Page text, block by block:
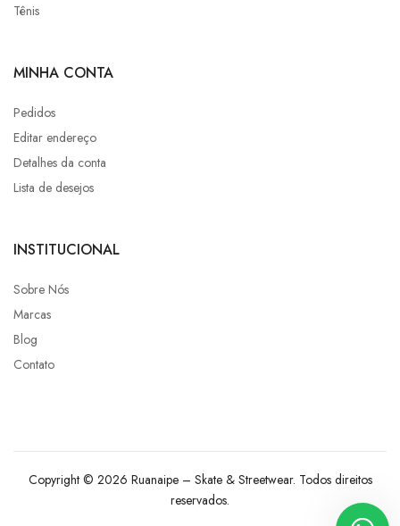
Tênis
MINHA CONTA
Pedidos
Editar endereço
Detalhes da conta
Lista de desejos
INSTITUCIONAL
Sobre Nós
Marcas
Blog
Contato
Copyright © 2026 Ruanaipe – Skate & Streetwear. Todos direitos
reservados.